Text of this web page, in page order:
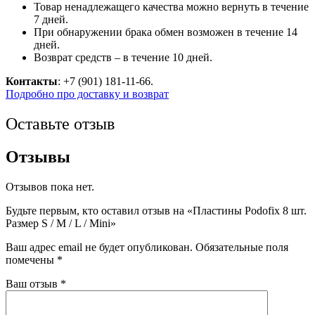
Товар ненадлежащего качества можно вернуть в течение
7 дней.
При обнаружении брака обмен возможен в течение 14
дней.
Возврат средств – в течение 10 дней.
Контакты: +7 (901) 181-11-66.
Подробно про доставку и возврат
Оставьте отзыв
Отзывы
Отзывов пока нет.
Будьте первым, кто оставил отзыв на «Пластины Podofix 8 шт.
Размер S / M / L / Mini»
Ваш адрес email не будет опубликован. Обязательные поля
помечены *
Ваш отзыв *